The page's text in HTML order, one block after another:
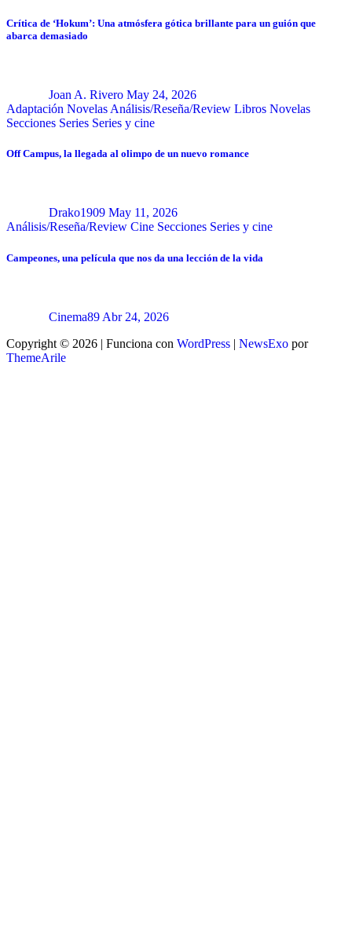
Crítica de ‘Hokum’: Una atmósfera gótica brillante para un guión que
abarca demasiado
Joan A. Rivero May 24, 2026
Adaptación Novelas Análisis/Reseña/Review Libros Novelas
Secciones Series Series y cine
Off Campus, la llegada al olimpo de un nuevo romance
Drako1909 May 11, 2026
Análisis/Reseña/Review Cine Secciones Series y cine
Campeones, una película que nos da una lección de la vida
Cinema89 Abr 24, 2026
Copyright © 2026 | Funciona con WordPress | NewsExo por
ThemeArile